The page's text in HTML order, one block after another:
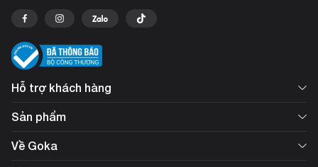
Hỗ trợ khách hàng
Sản phẩm
Về Goka